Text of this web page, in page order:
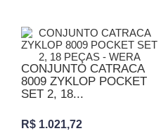
CONJUNTO CATRACA
8009 ZYKLOP POCKET
SET 2, 18...
R$ 1.021,72